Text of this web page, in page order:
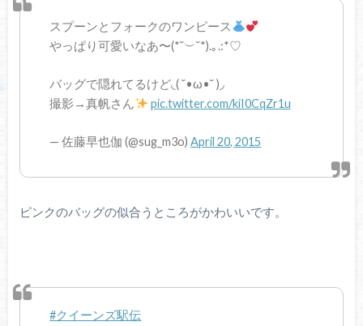
スプーンとフォークのワンピース
やっぱり可愛いなあ〜(*˘︶˘*).｡.:*♡
バッグで隠れてるけど◟( ˘•ω•˘ )◞
撮影→真帆さん
pic.twitter.com/kiI0CqZr1u
— 佐藤早也伽 (@sug_m3o)April 20, 2015
ピンクのバッグの似合うところがかわいいです。
#クイーンズ駅伝